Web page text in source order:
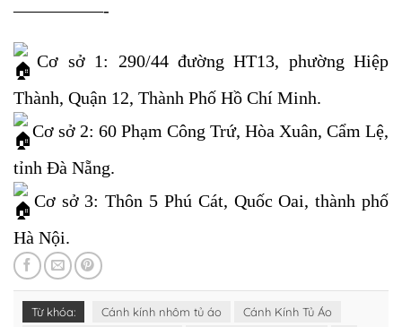
—————-
Cơ sở 1: 290/44 đường HT13, phường Hiệp
Thành, Quận 12, Thành Phố Hồ Chí Minh.
Cơ sở 2: 60 Phạm Công Trứ, Hòa Xuân, Cẩm Lệ,
tỉnh Đà Nẵng.
Cơ sở 3: Thôn 5 Phú Cát, Quốc Oai, thành phố
Hà Nội.
Từ khóa: Cánh kính nhôm tủ áo
Cánh Kính Tủ Áo